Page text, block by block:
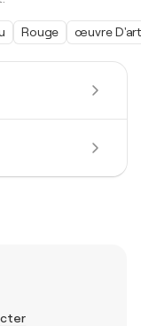
Rouge œuvre